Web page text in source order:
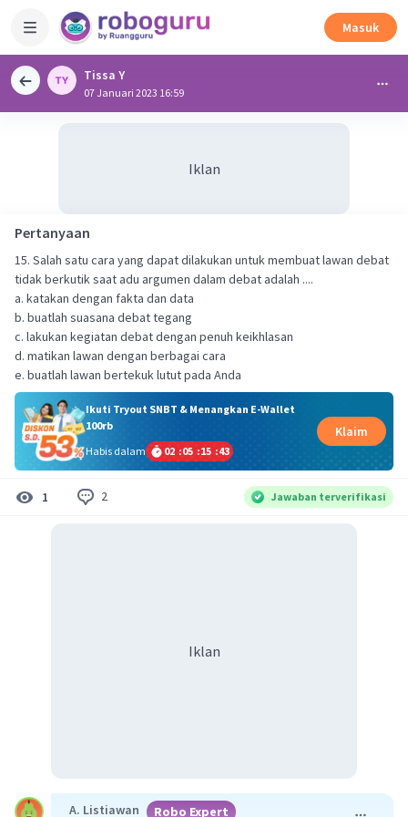
Masuk
Tissa Y
07 Januari 2023 16:59
Iklan
Pertanyaan
15. Salah satu cara yang dapat dilakukan untuk membuat lawan debat
tidak berkutik saat adu argumen dalam debat adalah ....
a. katakan dengan fakta dan data
b. buatlah suasana debat tegang
c. lakukan kegiatan debat dengan penuh keikhlasan
d. matikan lawan dengan berbagai cara
e. buatlah lawan bertekuk lutut pada Anda
Ikuti Tryout SNBT & Menangkan E-Wallet
100rb
Habis dalam
02 :05 :15 :42
Klaim
1 2 Jawaban terverifikasi
Iklan
A. Listiawan Robo Expert